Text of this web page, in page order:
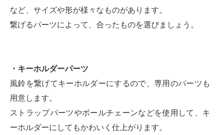
など、サイズや形が様々なものがあります。
繋げるパーツによって、合ったものを選びましょう。
・キーホルダーパーツ
風鈴を繋げてキーホルダーにするので、専用のパーツも
用意します。
ストラップパーツやボールチェーンなどを使用して、キ
ーホルダーにしてもかわいく仕上がります。